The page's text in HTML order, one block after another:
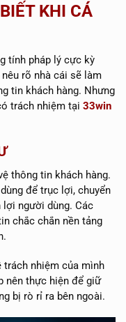
KHI CÁ
tính pháp lý cực kỳ
rõ nhà cái sẽ làm
tin khách hàng. Nhưng
trách nhiệm tại 33win
thông tin khách hàng.
để trục lợi, chuyển
lợi người dùng. Các
chắc chắn nền tảng
trách nhiệm của mình
nên thực hiện để giữ
bị rò rỉ ra bên ngoài.